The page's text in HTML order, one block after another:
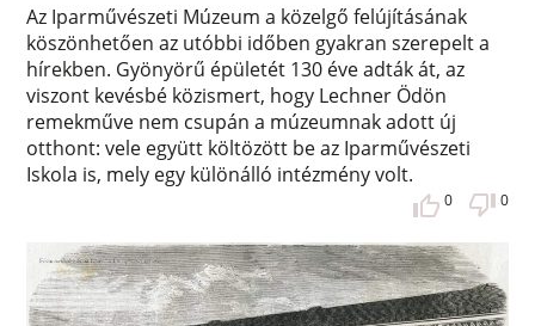
Az Iparművészeti Múzeum a közelgő felújításának
köszönhetően az utóbbi időben gyakran szerepelt a
hírekben. Gyönyörű épületét 130 éve adták át, az
viszont kevésbé közismert, hogy Lechner Ödön
remekműve nem csupán a múzeumnak adott új
otthont: vele együtt költözött be az Iparművészeti
Iskola is, mely egy különálló intézmény volt.
0 0